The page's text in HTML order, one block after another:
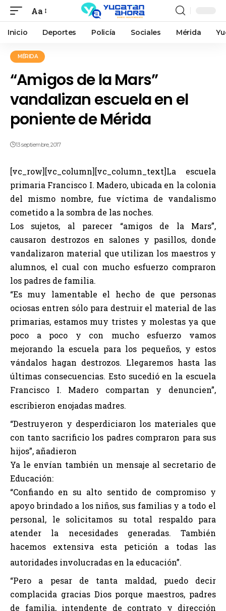
Aa
Inicio Deportes Policía Sociales Mérida
MÉRIDA
“Amigos de la Mars”
vandalizan escuela en el
poniente de Mérida
13 septiembre, 2017
[vc_row][vc_column][vc_column_text]La escuela
primaria Francisco I. Madero, ubicada en la colonia
del mismo nombre, fue víctima de vandalismo
cometido a la sombra de las noches.
Los sujetos, al parecer “amigos de la Mars”,
causaron destrozos en salones y pasillos, donde
vandalizaron material que utilizan los maestros y
alumnos, el cual con mucho esfuerzo compraron
los padres de familia.
“Es muy lamentable el hecho de que personas
ociosas entren sólo para destruir el material de las
primarias, estamos muy tristes y molestas ya que
poco a poco y con mucho esfuerzo vamos
mejorando la escuela para los pequeños, y estos
vándalos hagan destrozos. Llegaremos hasta las
últimas consecuencias. Esto sucedió en la escuela
Francisco I. Madero compartan y denuncien”,
escribieron enojadas madres.
“Destruyeron y desperdiciaron los materiales que
con tanto sacrificio los padres compraron para sus
hijos”, añadieron
Ya le envían también un mensaje al secretario de
Educación:
“Confiando en su alto sentido de compromiso y
apoyo brindado a los niños, sus familias y a todo el
personal, le solicitamos su total respaldo para
atender la necesidades generadas. También
hacemos extensiva esta petición a todas las
autoridades involucradas en la educación”.
“Pero a pesar de tanta maldad, puedo decir
complacida gracias Dios porque maestros, padres
de familia, intendente de contrato y dirección